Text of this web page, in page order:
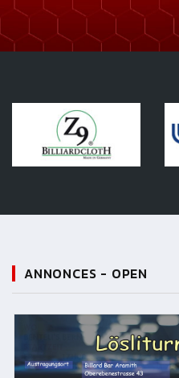
ANNONCES - OPEN